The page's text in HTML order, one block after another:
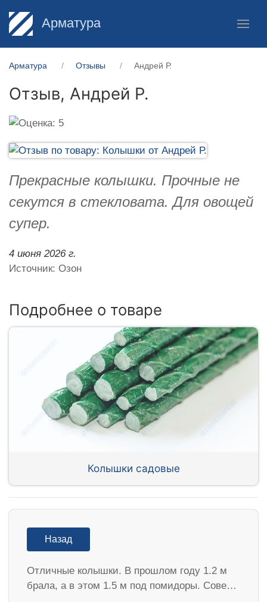
Арматура
Арматура Отзывы Андрей Р.
Отзыв, Андрей Р.
Прекрасные колышки. Прочные не
секутся в стекловата. Для овощей
супер.
4 июня 2026 г.
Источник: Озон
Подробнее о товаре
Колышки садовые
Назад
Отличные колышки. В прошлом году 1.2 м
брала, а в этом 1.5 м под помидоры. Сове…